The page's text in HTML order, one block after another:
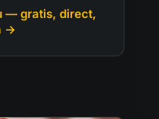
— gratis, direct,
→